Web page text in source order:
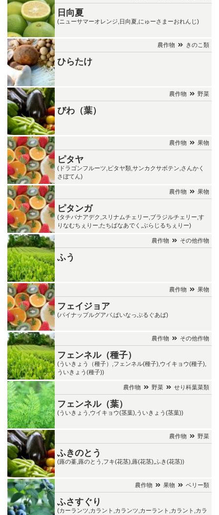
日向夏
(ニューサマーオレンジ,日向夏,にゅーさまーおれんじ)
農作物 きのこ類
ひらたけ
農作物 野菜
びわ（葉）
農作物 果物
ピタヤ
(ドラゴンフルーツ,ピタヤ類,サンカクサボテン,さんかく
さぼてん)
農作物 果物
ピタンガ
(タチバナアデク,スリナムチェリー,ブラジルチェリー,す
りなむちぇりー,たちばなあでく,ぶらじるちぇりー)
農作物 その他作物
ふう
農作物 果物
フェイジョア
(パイナップルグアバ,ぱいなっぷるぐあば)
農作物 その他作物
フェンネル（種子）
(ういきょう（種子）,フェンネル(種子),ウイキョウ(種子),
ういきょう(種子))
農作物 野菜 せり科葉菜類
フェンネル（葉）
(ういきょう,ウイキョウ(茎葉),ういきょう(茎葉))
農作物 野菜
ふきのとう
(蕗の薹,蕗のとう,フキ(花茎),蕗(花茎),ふき(花茎))
農作物 果物 ベリー類
ふさすぐり
(カーランツ,カラント,カランツ,カーラント,カラント,カラ